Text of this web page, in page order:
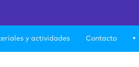
y actividades Contacto